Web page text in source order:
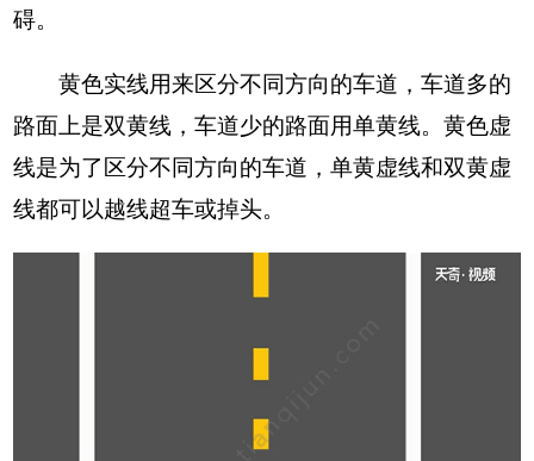
碍。
黄色实线用来区分不同方向的车道，车道多的
路面上是双黄线，车道少的路面用单黄线。黄色虚
线是为了区分不同方向的车道，单黄虚线和双黄虚
线都可以越线超车或掉头。